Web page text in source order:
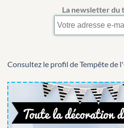
La newsletter du
Consultez le profil de Tempête de